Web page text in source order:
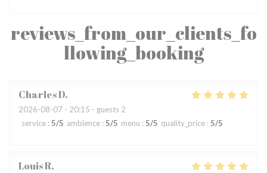
reviews_from_our_clients_fo
llowing_booking
CharlesD
2026-08-07 - 20:15 - guests 2
service : 5/5 ambience : 5/5 menu : 5/5 quality_price : 5/5
LouisR